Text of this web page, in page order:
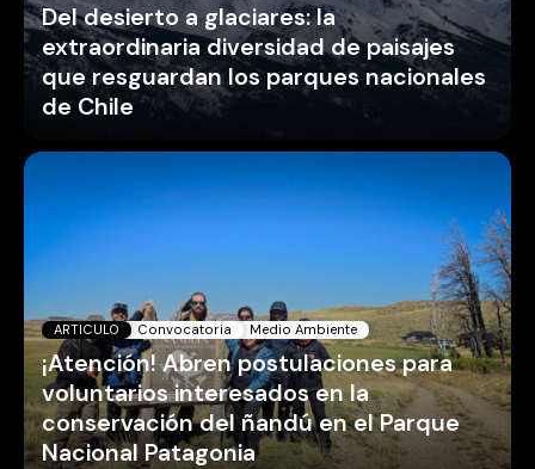
Del desierto a glaciares: la
extraordinaria diversidad de paisajes
que resguardan los parques nacionales
de Chile
ARTICULO Convocatoria Medio Ambiente
¡Atención! Abren postulaciones para
voluntarios interesados en la
conservación del ñandú en el Parque
Nacional Patagonia